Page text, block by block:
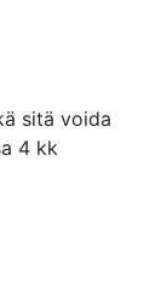
sitä voida
4 kk